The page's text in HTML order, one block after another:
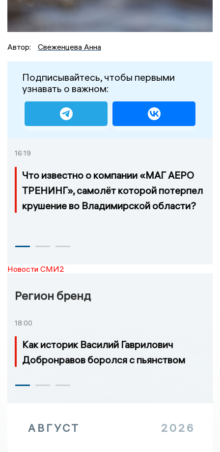
Автор: Свеженцева Анна
Подписывайтесь, чтобы первыми
узнавать о важном:
16:19
Что известно о компании «МАГ АЕРО
ТРЕНИНГ», самолёт которой потерпел
крушение во Владимирской области?
Новости СМИ2
Регион бренд
18:00
Как историк Василий Гаврилович
Добронравов боролся с пьянством
АВГУСТ 2026